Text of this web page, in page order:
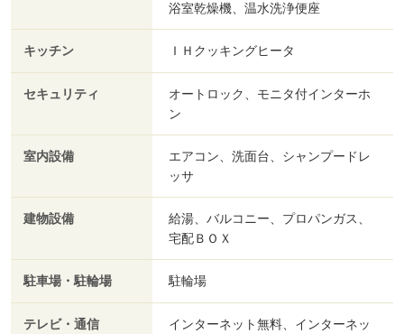
浴室乾燥機、温水洗浄便座
キッチン ＩＨクッキングヒータ
セキュリティ
オートロック、モニタ付インターホ
ン
室内設備
エアコン、洗面台、シャンプードレ
ッサ
建物設備
給湯、バルコニー、プロパンガス、
宅配ＢＯＸ
駐車場・駐輪場 駐輪場
テレビ・通信
インターネット無料、インターネッ